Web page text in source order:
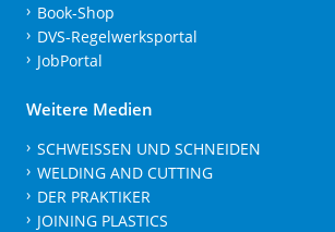
Book-Shop
DVS-Regelwerksportal
JobPortal
Weitere Medien
SCHWEISSEN UND SCHNEIDEN
WELDING AND CUTTING
DER PRAKTIKER
JOINING PLASTICS